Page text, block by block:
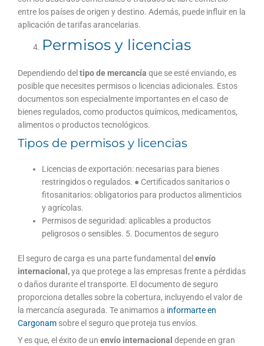
entre los países de origen y destino. Además, puede influir en la
aplicación de tarifas arancelarias.
Permisos y licencias
Dependiendo del tipo de mercancía que se esté enviando, es
posible que necesites permisos o licencias adicionales. Estos
documentos son especialmente importantes en el caso de
bienes regulados, como productos químicos, medicamentos,
alimentos o productos tecnológicos.
Tipos de permisos y licencias
Licencias de exportación: necesarias para bienes
restringidos o regulados. ● Certificados sanitarios o
fitosanitarios: obligatorios para productos alimenticios
y agrícolas.
Permisos de seguridad: aplicables a productos
peligrosos o sensibles. 5. Documentos de seguro
El seguro de carga es una parte fundamental del envío
internacional,ya que protege a las empresas frente a pérdidas
o daños durante el transporte. El documento de seguro
proporciona detalles sobre la cobertura, incluyendo el valor de
la mercancía asegurada. Te animamos a informarte en
Cargonam sobre el seguro que proteja tus envíos.
Y es que, el éxito de un envío internacional depende en gran